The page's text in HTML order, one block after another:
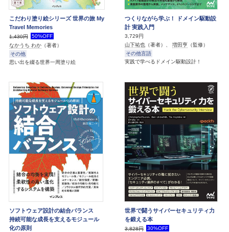
こだわり塗り絵シリーズ 世界の旅 My
Travel Memories
1,430円
50%OFF
なかうち わか （著者）
その他
思い出を綴る世界一周塗り絵
つくりながら学ぶ！ ドメイン駆動設
計 実践入門
3,729円
山下祐也 （著者）、 増田亨 （監修）
その他言語
実践で学べるドメイン駆動設計！
ソフトウェア設計の結合バランス
持続可能な成長を支えるモジュール
化の原則
世界で闘うサイバーセキュリティ力
を鍛える本
3,828円
30%OFF